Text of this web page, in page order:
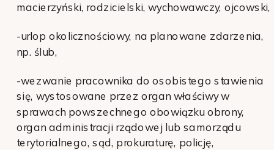
macierzyński, rodzicielski, wychowawczy, ojcowski,
-urlop okolicznościowy, na planowane zdarzenia,
np. ślub,
-wezwanie pracownika do osobistego stawienia
się, wystosowane przez organ właściwy w
sprawach powszechnego obowiązku obrony,
organ administracji rządowej lub samorządu
terytorialnego, sąd, prokuraturę, policję,